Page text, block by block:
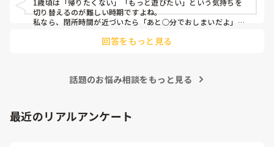
切り替えるのが難しい時期ですよね。
私なら、閉所時間が近づいたら「あと○分でおしまいだよ」
て心の準備ができるようにします。それでも難しい時は、「帰
その日は大変だったと思いますが、最後はお母さんが抱っこし
ますよ〜😊
回答をもっと見る
話題のお悩み相談をもっと見る
最近のリアルアンケート